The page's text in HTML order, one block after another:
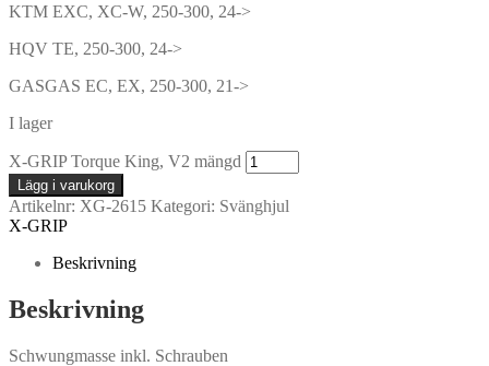
KTM EXC, XC-W, 250-300, 24->
HQV TE, 250-300, 24->
GASGAS EC, EX, 250-300, 21->
I lager
X-GRIP Torque King, V2 mängd
Lägg i varukorg
Artikelnr: XG-2615 Kategori: Svänghjul
X-GRIP
Beskrivning
Beskrivning
Schwungmasse inkl. Schrauben